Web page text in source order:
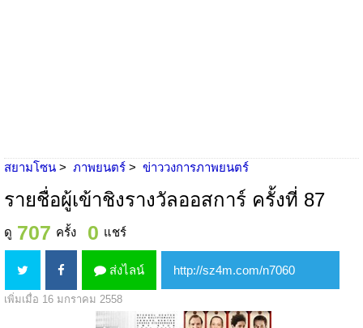
สยามโซน ภาพยนตร์ ข่าววงการภาพยนตร์
รายชื่อผู้เข้าชิงรางวัลออสการ์ ครั้งที่ 87
ดู 707 ครั้ง 0 แชร์
ส่งไลน์
เพิ่มเมื่อ 16 มกราคม 2558